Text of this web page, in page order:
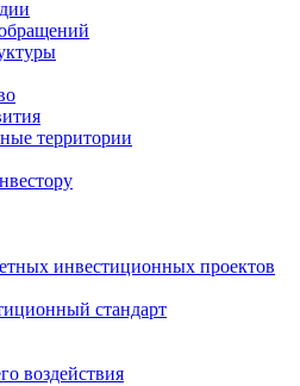
территории
инвестиционных проектов
стандарт
воздействия